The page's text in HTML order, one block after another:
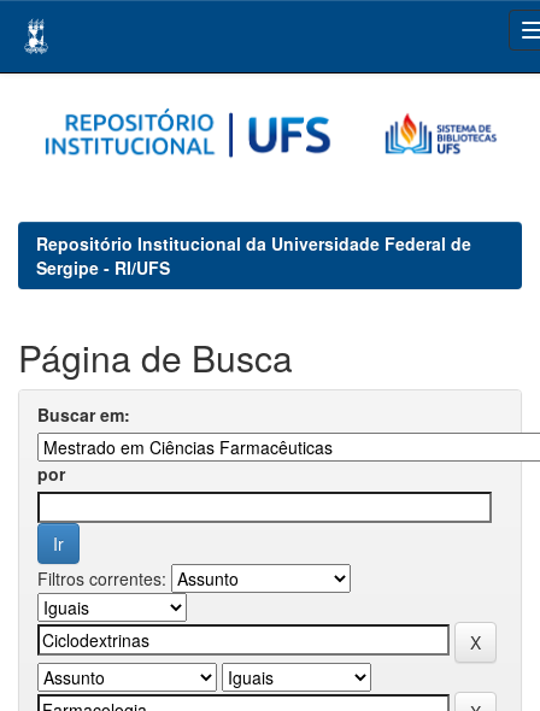
navigation
Repositório Institucional da Universidade Federal de
Sergipe - RI/UFS
Página de Busca
Buscar em:
por
Filtros correntes: